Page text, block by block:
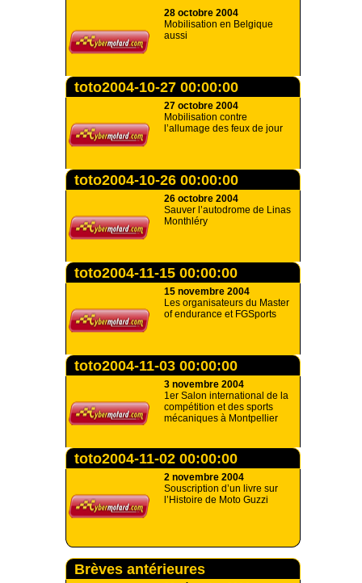
28 octobre 2004
Mobilisation en Belgique
aussi
toto2004-10-27 00:00:00
27 octobre 2004
Mobilisation contre
l’allumage des feux de jour
toto2004-10-26 00:00:00
26 octobre 2004
Sauver l’autodrome de Linas
Monthléry
toto2004-11-15 00:00:00
15 novembre 2004
Les organisateurs du Master
of endurance et FGSports
toto2004-11-03 00:00:00
3 novembre 2004
1er Salon international de la
compétition et des sports
mécaniques à Montpellier
toto2004-11-02 00:00:00
2 novembre 2004
Souscription d’un livre sur
l’Histoire de Moto Guzzi
Brèves antérieures